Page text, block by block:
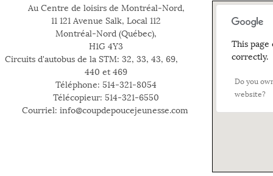
This page
correctly.
Do you
website?
Au Centre de loisirs de Montréal-Nord,
11 121 Avenue Salk, Local 112
Montréal-Nord (Québec),
H1G 4Y3
Circuits d'autobus de la STM: 32, 33, 43, 69,
440 et 469
Téléphone: 514-321-8054
Télécopieur: 514-321-6550
Courriel: info@coupdepoucejeunesse.com